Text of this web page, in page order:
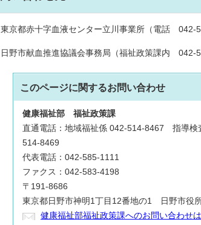
東京都赤十字血液センター立川事業所（電話 042-
日野市献血推進協議会事務局（福祉政策課内 042-
このページに関するお問い合わせ
健康福祉部 福祉政策課
直通電話：地域福祉係 042-514-8467 指導
514-8469
代表電話：042-585-1111
ファクス：042-583-4198
〒191-8686
東京都日野市神明1丁目12番地の1 日野市役
健康福祉部福祉政策課へのお問い合わせ